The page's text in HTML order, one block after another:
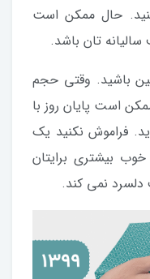
کنید. حال ممکن است
تان باشد.
باشید. وقتی حجم
است پایان روز با
فراموش نکنید یک
بیشتری برایتان
دلسرد نمی کند.